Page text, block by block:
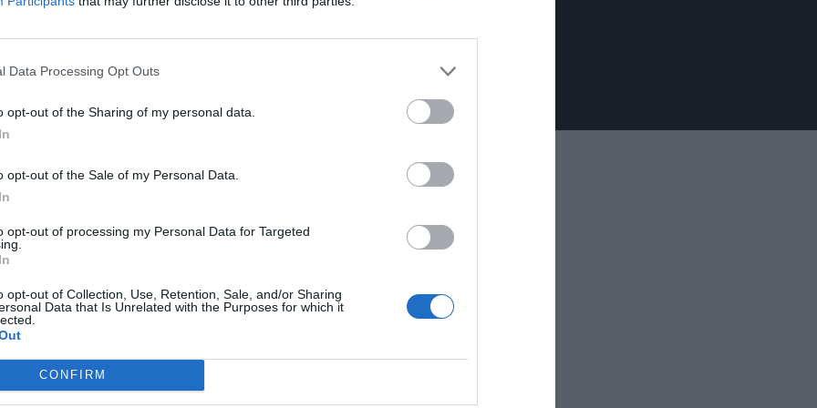
Data Processing Opt Outs
opt-out of the Sharing of my personal data.
opt-out of the Sale of my Personal Data.
opt-out of processing my Personal Data for Targeted
opt-out of Collection, Use, Retention, Sale, and/or Sharing
Data that Is Unrelated with the Purposes for which it
CONFIRM